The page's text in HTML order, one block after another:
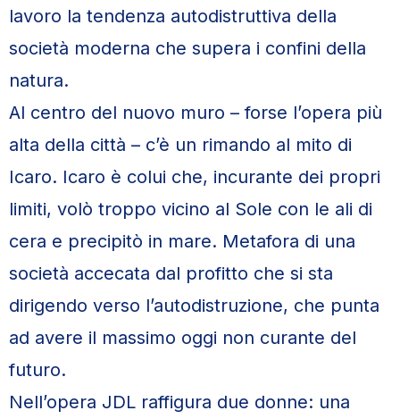
lavoro la tendenza autodistruttiva della
società moderna che supera i confini della
natura.
Al centro del nuovo muro – forse l’opera più
alta della città – c’è un rimando al mito di
Icaro. Icaro è colui che, incurante dei propri
limiti, volò troppo vicino al Sole con le ali di
cera e precipitò in mare. Metafora di una
società accecata dal profitto che si sta
dirigendo verso l’autodistruzione, che punta
ad avere il massimo oggi non curante del
futuro.
Nell’opera JDL raffigura due donne: una